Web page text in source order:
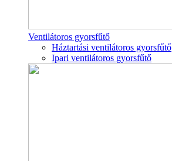
Ventilátoros gyorsfűtő
Háztartási ventilátoros gyorsfűtő
Ipari ventilátoros gyorsfűtő